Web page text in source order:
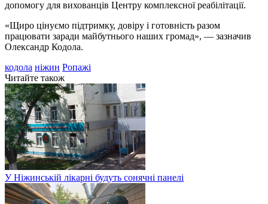
допомогу для вихованців Центру комплексної реабілітації.
«Щиро цінуємо підтримку, довіру і готовність разом
працювати заради майбутнього наших громад», — зазначив
Олександр Кодола.
кодола ніжин Ропажі
Читайте також
У Ніжинській лікарні будуть сонячні панелі